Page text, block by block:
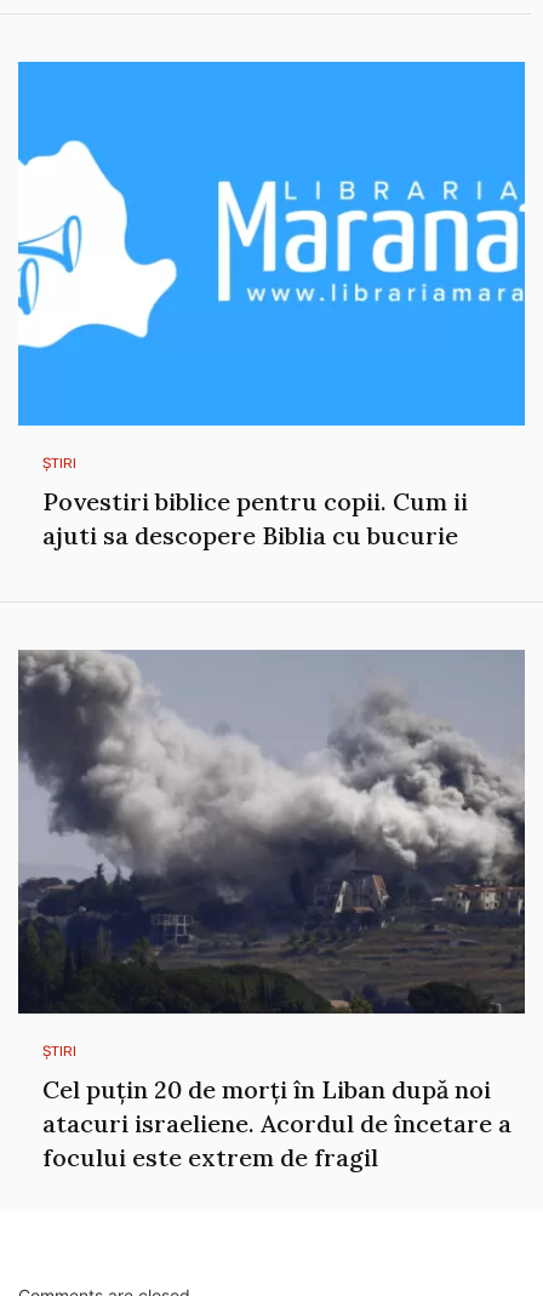
ȘTIRI
Povestiri biblice pentru copii. Cum ii
ajuti sa descopere Biblia cu bucurie
ȘTIRI
Cel puțin 20 de morți în Liban după noi
atacuri israeliene. Acordul de încetare a
focului este extrem de fragil